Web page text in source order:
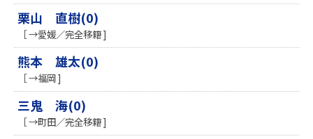
栗山 直樹(0)
［ →愛媛／完全移籍 ]
熊本 雄太(0)
［ →福岡 ]
三鬼 海(0)
［ →町田／完全移籍 ]